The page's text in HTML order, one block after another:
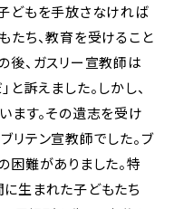
どもを手放さなければ
たち、教育を受けること
後、ガスリー宣教師は
訴えました。しかし、
ます。その遺志を受け
リテン宣教師でした。ブ
困難がありました。特
生まれた子どもたち